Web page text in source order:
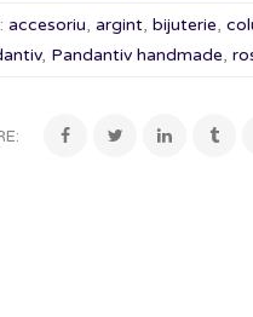
accesoriu,argint,bijuterie,
, Pandantiv handmade,